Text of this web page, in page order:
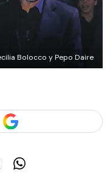
Bolocco y Pepo Daire